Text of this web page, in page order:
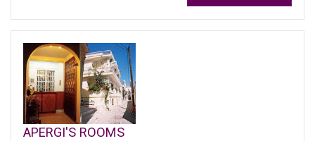
APERGI'S ROOMS